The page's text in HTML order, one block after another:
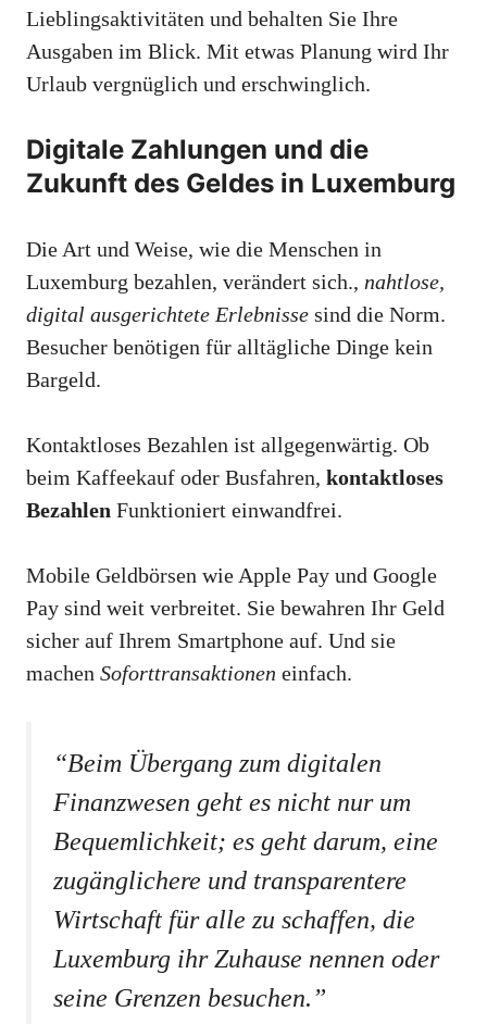
Lieblingsaktivitäten und behalten Sie Ihre
Ausgaben im Blick. Mit etwas Planung wird Ihr
Urlaub vergnüglich und erschwinglich.
Digitale Zahlungen und die
Zukunft des Geldes in Luxemburg
Die Art und Weise, wie die Menschen in
Luxemburg bezahlen, verändert sich., nahtlose,
digital ausgerichtete Erlebnisse sind die Norm.
Besucher benötigen für alltägliche Dinge kein
Bargeld.
Kontaktloses Bezahlen ist allgegenwärtig. Ob
beim Kaffeekauf oder Busfahren, kontaktloses
Bezahlen Funktioniert einwandfrei.
Mobile Geldbörsen wie Apple Pay und Google
Pay sind weit verbreitet. Sie bewahren Ihr Geld
sicher auf Ihrem Smartphone auf. Und sie
machen Soforttransaktionen einfach.
“Beim Übergang zum digitalen
Finanzwesen geht es nicht nur um
Bequemlichkeit; es geht darum, eine
zugänglichere und transparentere
Wirtschaft für alle zu schaffen, die
Luxemburg ihr Zuhause nennen oder
seine Grenzen besuchen.”